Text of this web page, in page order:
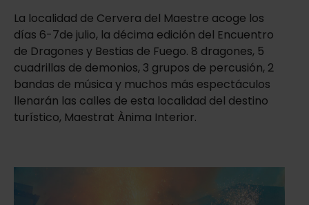
La localidad de Cervera del Maestre acoge los
días 6-7de julio, la décima edición del Encuentro
de Dragones y Bestias de Fuego. 8 dragones, 5
cuadrillas de demonios, 3 grupos de percusión, 2
bandas de música y muchos más espectáculos
llenarán las calles de esta localidad del destino
turístico, Maestrat Ànima Interior.